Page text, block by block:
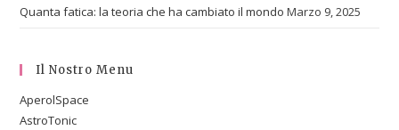
Quanta fatica: la teoria che ha cambiato il mondo Marzo 9, 2025
Il Nostro Menu
AperolSpace
AstroTonic